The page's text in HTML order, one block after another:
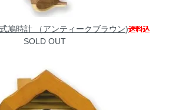
鳩時計 （アンティークブラウン)
SOLD OUT